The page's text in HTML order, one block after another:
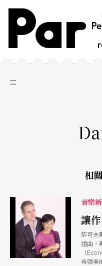
跳到主要內容區塊
網站導覽
:::
相
音樂
讓
柴可夫
組曲，
（
希彈奏